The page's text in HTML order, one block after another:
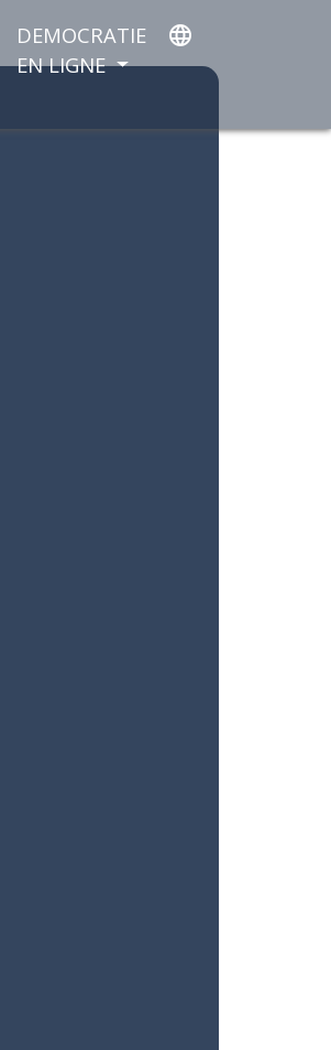
DEMOCRATIE
EN LIGNE
language